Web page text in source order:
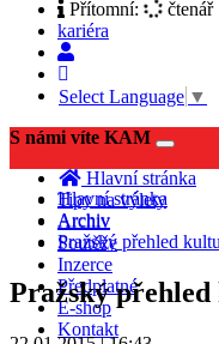
Přítomní:
čtenář
kariéra
Select Language ▼
S námi víte KAM
Toggle
Hlavní stránka
Tipy na výlety
Archiv
Soutěže
Inzerce
Předplatné
E-shop
Kontakt
Hlavní stránka
Archiv
Pražský přehled
Pražský